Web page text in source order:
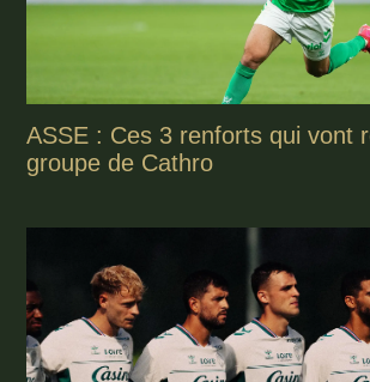
ASSE : Ces 3 renforts qui vont
groupe de Cathro